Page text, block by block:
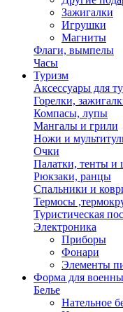
Зажигалки
Игрушки
Магниты
Флаги, вымпелы
Часы
Туризм
Аксессуары для
Горелки,
Компасы, лупы
Мангалы и грили
Ножи и
Очки
Палатки, тенты и
Рюкзаки, ранцы
Спальники и
Термосы
Туристическая
Электроника
Приборы
Фонари
Элементы
Форма для
Белье
Нательное